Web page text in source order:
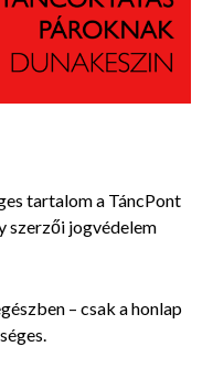
tartalom a TáncPont
szerzői jogvédelem
– csak a honlap